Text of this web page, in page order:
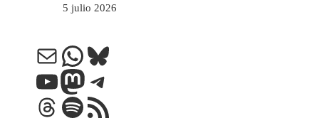
5 julio 2026
Correo electrónico
WhatsApp
Bluesky
YouTube
Mastodon
Telegram
Threads
Spotify
Feed RSS